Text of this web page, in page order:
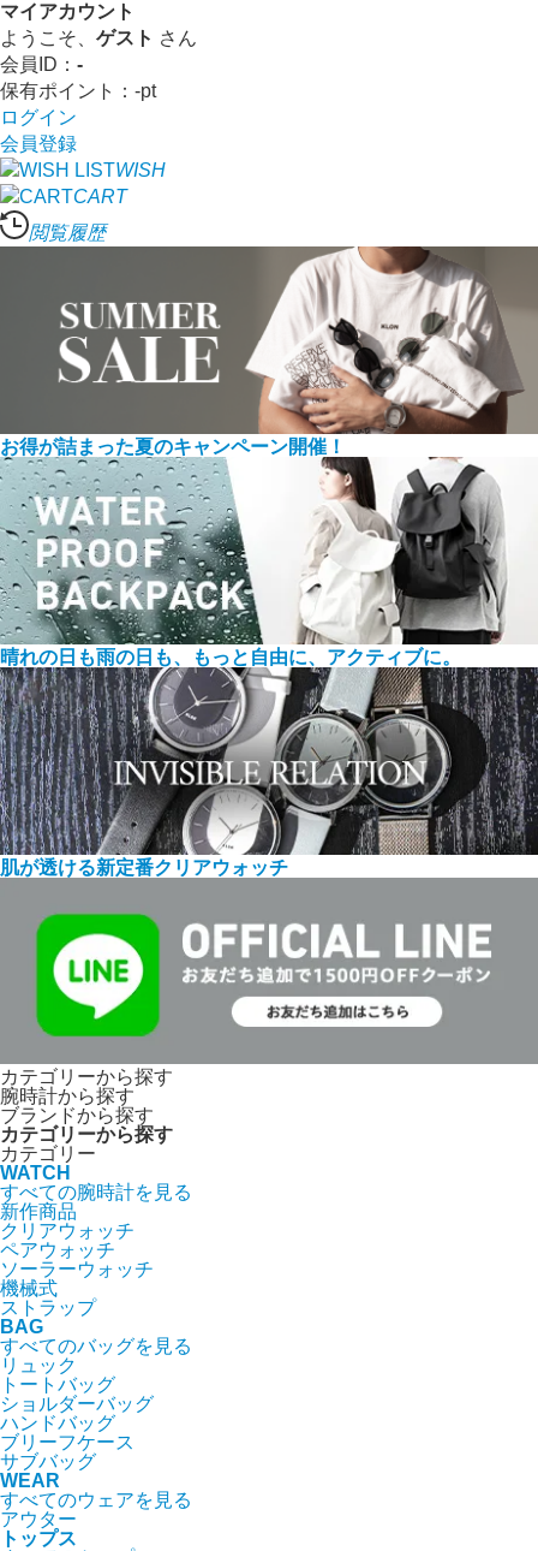
マイアカウント
ようこそ、 ゲスト さん
会員ID： -
保有ポイント： -pt
ログイン
会員登録
WISH
CART
閲覧履歴
お得が詰まった夏のキャンペーン開催！
晴れの日も雨の日も、もっと自由に、アクティブに。
肌が透ける新定番クリアウォッチ
カテゴリーから探す
腕時計から探す
ブランドから探す
カテゴリーから探す
カテゴリー
WATCH
すべての腕時計を見る
新作商品
クリアウォッチ
ペアウォッチ
ソーラーウォッチ
機械式
ストラップ
BAG
すべてのバッグを見る
リュック
トートバッグ
ショルダーバッグ
ハンドバッグ
ブリーフケース
サブバッグ
WEAR
すべてのウェアを見る
アウター
トップス